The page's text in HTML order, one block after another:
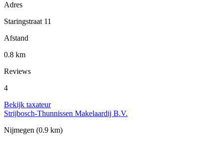
Adres
Staringstraat 11
Afstand
0.8 km
Reviews
4
Bekijk taxateur
Strijbosch-Thunnissen Makelaardij B.V.
Nijmegen (0.9 km)